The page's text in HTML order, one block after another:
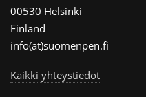
00530 Helsinki
Finland
info(at)suomenpen.fi
Kaikki yhteystiedot